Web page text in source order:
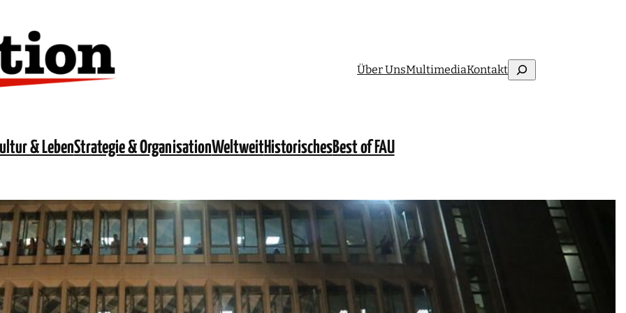
Über UnsMultimediaKontaktSuchen
& LebenStrategie & OrganisationWeltweitHistorischesBest of FAU